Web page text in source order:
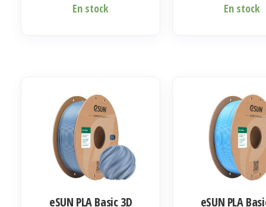
En stock
En stock
eSUN PLA Basic 3D eSUN PLA